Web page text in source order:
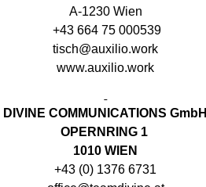
A-1230 Wien
+43 664 75 000539
tisch@auxilio.work
www.auxilio.work
DIVINE COMMUNICATIONS GmbH
OPERNRING 1
1010 WIEN
+43 (0) 1376 6731